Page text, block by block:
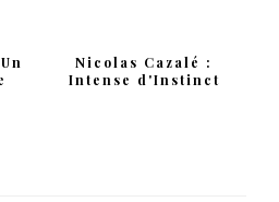
Nicolas Cazalé :
Intense d'Instinct